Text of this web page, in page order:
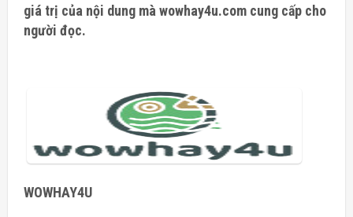
giá trị của nội dung mà wowhay4u.com cung cấp cho
người đọc.
WOWHAY4U